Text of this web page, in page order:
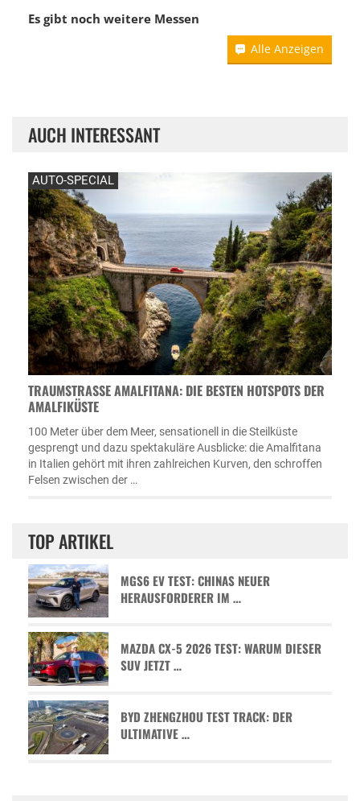
Es gibt noch weitere Messen
Alle Anzeigen
AUCH INTERESSANT
AUTO-SPECIAL
TRAUMSTRASSE AMALFITANA: DIE BESTEN HOTSPOTS DER A
MALFIKÜSTE
100 Meter über dem Meer, sensationell in die Steilküste
gesprengt und dazu spektakuläre Ausblicke: die Amalfitana
in Italien gehört mit ihren zahlreichen Kurven, den schroffen
Felsen zwischen der …
TOP ARTIKEL
MGS6 EV TEST: CHINAS NEUER
HERAUSFORDERER IM …
MAZDA CX-5 2026 TEST: WARUM DIESER
SUV JETZT …
BYD ZHENGZHOU TEST TRACK: DER
ULTIMATIVE …